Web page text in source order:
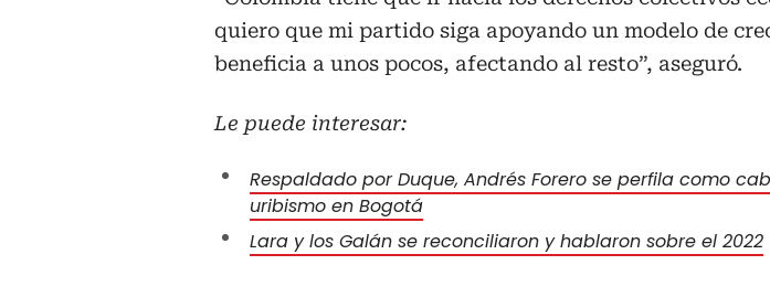
quiero que mi partido siga apoyando un modelo de
beneficia a unos pocos, afectando al resto”, aseguró.
Le puede interesar:
Respaldado por Duque, Andrés Forero se perfila como
uribismo en Bogotá
Lara y los Galán se reconciliaron y hablaron sobre el 2022